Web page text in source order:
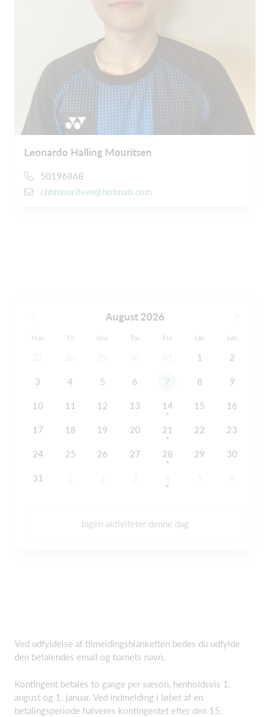
Leonardo Halling Mouritsen
50196868
chhmouritsen@hotmail.com
August 2026
Man Tir Ons Tor Fre Lør Søn
1 2
3 4 5 6 7 8 9
10 11 12 13 14 15 16
17 18 19 20 21 22 23
24 25 26 27 28 29 30
31
Ingen aktiviteter denne dag
Ved udfyldelse af tilmeldingsblanketten bedes du udfylde
den betalendes email og barnets navn.
Kontingent betales to gange per sæson, henholdsvis 1.
august og 1. januar. Ved indmelding i løbet af en
betalingsperiode halveres kontingentet efter den 15.